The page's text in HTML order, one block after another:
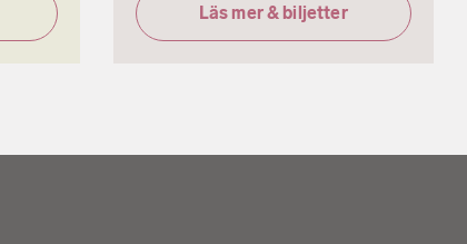
Läs mer & biljetter